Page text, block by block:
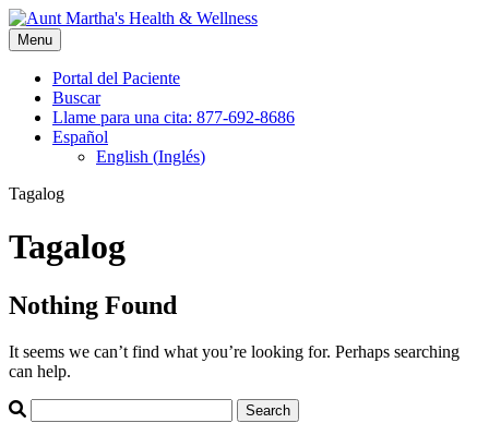
Skip
to
content
Menu
Portal del Paciente
Buscar
Llame para una cita: 877-692-8686
Español
English (Inglés)
Tagalog
Tagalog
Nothing Found
It seems we can’t find what you’re looking for. Perhaps searching
can help.
Search in https://www.auntmarthas.org/es/
Search